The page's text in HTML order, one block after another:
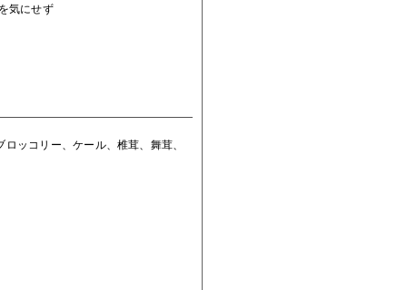
気にせず
ッコリー、ケール、椎茸、舞茸、